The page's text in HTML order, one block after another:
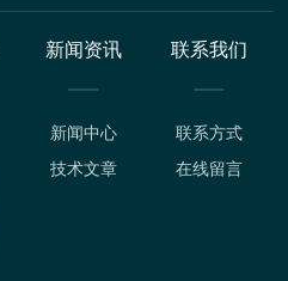
新闻资讯
新闻中心
技术文章
联系我们
联系方式
在线留言